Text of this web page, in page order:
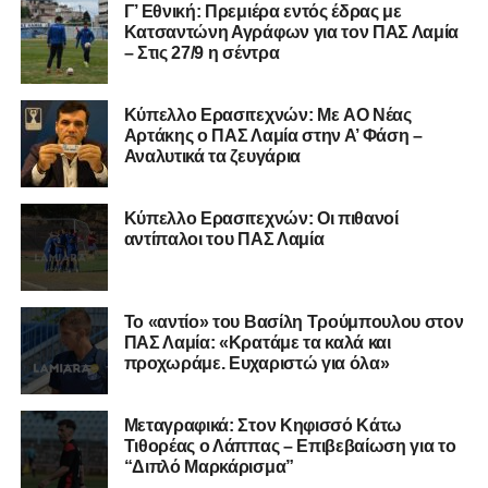
Cilento και Castrovillari, έχοντας ξεκινήσει την
ποδοσφαιρική του διαδρομή από τον Απόλλωνα Σμύρνης.
Τον καλωσορίζουμε στην οικογένεια του Σαρωνικού και
του ευχόμαστε υγεία και επιτυχίες.»
Ακολουθήστε το
μαθαίνετε πρώτοι τα κυανόλευκα νέα στην Ελλάδα και τον
υπόλοιπο κόσμο. Ακολουθήστε το lamiara.gr στο
Facebook, στο Instagram
μαθαίνετε σε χρόνο dt όλα τα νέα.
Γ’ Εθνική: Πρεμιέρα εντός έδρας με
Κατσαντώνη Αγράφων για τον ΠΑΣ Λαμία
– Στις 27/9 η σέντρα
Kύπελλο Ερασιτεχνών: Με AO Nέας
Αρτάκης ο ΠΑΣ Λαμία στην Α’ Φάση –
Αναλυτικά τα ζευγάρια
Κύπελλο Ερασιτεχνών: Οι πιθανοί
αντίπαλοι του ΠΑΣ Λαμία
Το «αντίο» του Βασίλη Τρούμπουλου στον
ΠΑΣ Λαμία: «Κρατάμε τα καλά και
προχωράμε. Ευχαριστώ για όλα»
Μεταγραφικά: Στον Κηφισσό Κάτω
Τιθορέας ο Λάππας – Επιβεβαίωση για το
“Διπλό Μαρκάρισμα”